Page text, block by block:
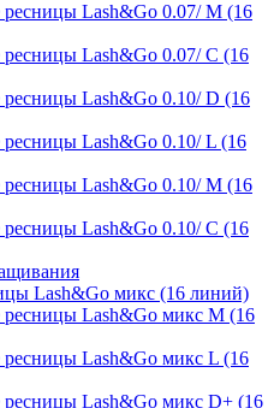
Lash&Go 0.07/ М (16
Lash&Go 0.07/ С (16
Lash&Go 0.10/ D (16
Lash&Go 0.10/ L (16
Lash&Go 0.10/ М (16
Lash&Go 0.10/ С (16
Lash&Go микс (16 линий)
Lash&Go микс M (16
Lash&Go микс L (16
Lash&Go микс D+ (16